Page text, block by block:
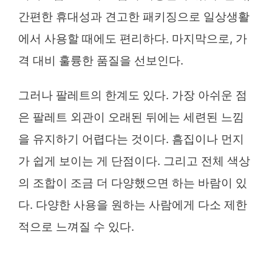
간편한 휴대성과 견고한 패키징으로 일상생활
에서 사용할 때에도 편리하다. 마지막으로, 가
격 대비 훌륭한 품질을 선보인다.
그러나 팔레트의 한계도 있다. 가장 아쉬운 점
은 팔레트 외관이 오래된 뒤에는 세련된 느낌
을 유지하기 어렵다는 것이다. 흠집이나 먼지
가 쉽게 보이는 게 단점이다. 그리고 전체 색상
의 조합이 조금 더 다양했으면 하는 바람이 있
다. 다양한 사용을 원하는 사람에게 다소 제한
적으로 느껴질 수 있다.